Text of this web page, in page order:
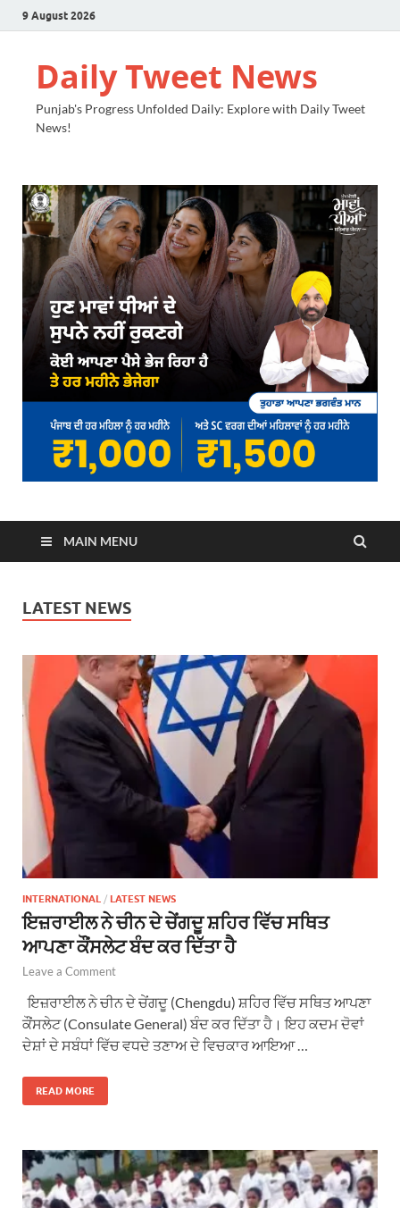
9 August 2026
Daily Tweet News
Punjab's Progress Unfolded Daily: Explore with Daily Tweet
News!
MAIN MENU
LATEST NEWS
INTERNATIONAL / LATEST NEWS
ਇਜ਼ਰਾਈਲ ਨੇ ਚੀਨ ਦੇ ਚੇਂਗਦੂ ਸ਼ਹਿਰ ਵਿੱਚ ਸਥਿਤ
ਆਪਣਾ ਕੌਂਸਲੇਟ ਬੰਦ ਕਰ ਦਿੱਤਾ ਹੈ
Leave a Comment
ਇਜ਼ਰਾਈਲ ਨੇ ਚੀਨ ਦੇ ਚੇਂਗਦੂ (Chengdu) ਸ਼ਹਿਰ ਵਿੱਚ ਸਥਿਤ ਆਪਣਾ
ਕੌਂਸਲੇਟ (Consulate General) ਬੰਦ ਕਰ ਦਿੱਤਾ ਹੈ। ਇਹ ਕਦਮ ਦੋਵਾਂ
ਦੇਸ਼ਾਂ ਦੇ ਸਬੰਧਾਂ ਵਿੱਚ ਵਧਦੇ ਤਣਾਅ ਦੇ ਵਿਚਕਾਰ ਆਇਆ …
READ MORE